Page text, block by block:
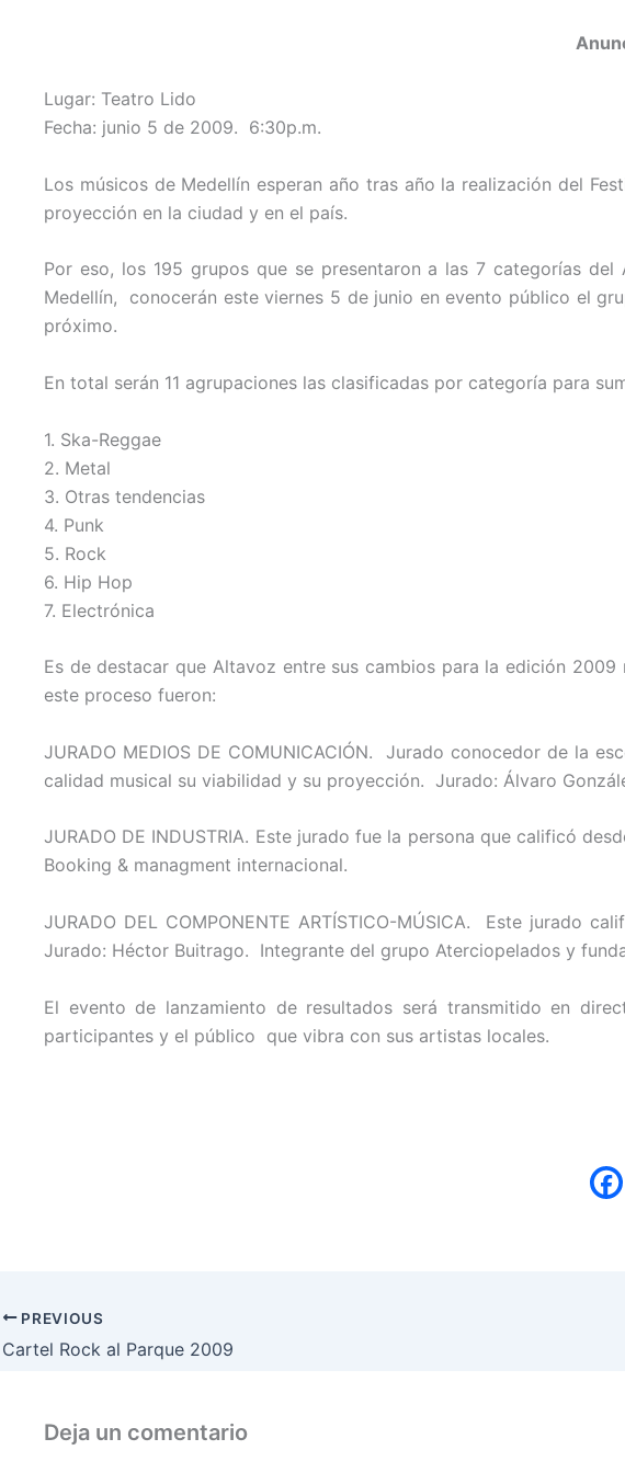
Lugar: Teatro Lido
Fecha: junio 5 de 2009. 6:30p.m.
Los músicos de Medellín esperan año tras año la realización del
proyección en la ciudad y en el país.
Por eso, los 195 grupos que se presentaron a las 7 categorías
Medellín, conocerán este viernes 5 de junio en evento público el
próximo.
En total serán 11 agrupaciones las clasificadas por categoría para
1. Ska-Reggae
2. Metal
3. Otras tendencias
4. Punk
5. Rock
6. Hip Hop
7. Electrónica
Es de destacar que Altavoz entre sus cambios para la edición
este proceso fueron:
JURADO MEDIOS DE COMUNICACIÓN. Jurado conocedor de la
calidad musical su viabilidad y su proyección. Jurado: Álvaro
JURADO DE INDUSTRIA. Este jurado fue la persona que calificó
Booking & managment internacional.
JURADO DEL COMPONENTE ARTÍSTICO-MÚSICA. Este jurado
Jurado: Héctor Buitrago. Integrante del grupo Aterciopelados y
El evento de lanzamiento de resultados será transmitido en
participantes y el público que vibra con sus artistas locales.
PREVIOUS
Cartel Rock al Parque 2009
Deja un comentario